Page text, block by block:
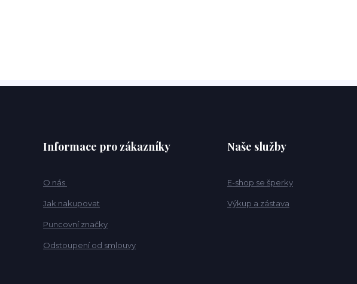
Informace pro zákazníky
O nás
Jak nakupovat
Puncovní značky
Odstoupení od smlouvy
Naše služby
E-shop se šperky
Výkup a zástava